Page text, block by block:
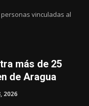
personas vinculadas al
más de 25
de Aragua
2026